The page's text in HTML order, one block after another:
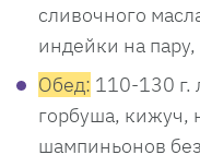
сливочного
индейки на
Обед: 110-130 г.
горбуша, кижуч,
шампиньонов